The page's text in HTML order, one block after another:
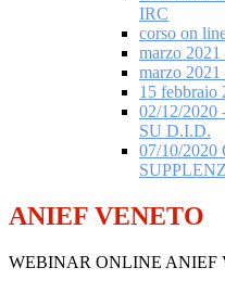
IRC
corso on
marzo
marzo
15
02/12/
SU D.I.D.
07/10/
ANIEF VENETO
WEBINAR ONLINE ANIEF